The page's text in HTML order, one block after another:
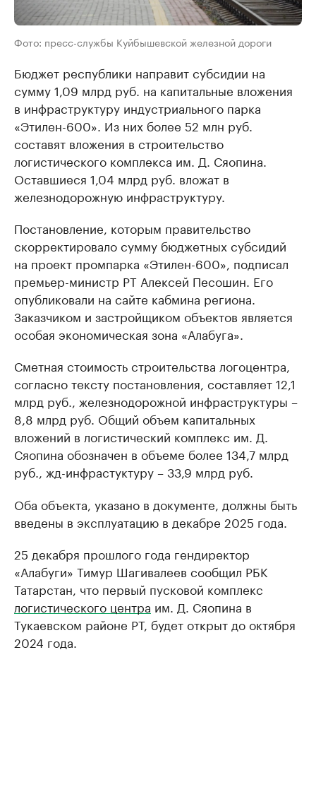
Фото: пресс-службы Куйбышевской железной дороги
Бюджет республики направит субсидии на
сумму 1,09 млрд руб. на капитальные вложения
в инфраструктуру индустриального парка
«Этилен-600». Из них более 52 млн руб.
составят вложения в строительство
логистического комплекса им. Д. Сяопина.
Оставшиеся 1,04 млрд руб. вложат в
железнодорожную инфраструктуру.
Постановление, которым правительство
скорректировало сумму бюджетных субсидий
на проект промпарка «Этилен-600», подписал
премьер-министр РТ Алексей Песошин. Его
опубликовали на сайте кабмина региона.
Заказчиком и застройщиком объектов является
особая экономическая зона «Алабуга».
Сметная стоимость строительства логоцентра,
согласно тексту постановления, составляет 12,1
млрд руб., железнодорожной инфраструктуры –
8,8 млрд руб. Общий объем капитальных
вложений в логистический комплекс им. Д.
Сяопина обозначен в объеме более 134,7 млрд
руб., жд-инфрастуктуру – 33,9 млрд руб.
Оба объекта, указано в документе, должны быть
введены в эксплуатацию в декабре 2025 года.
25 декабря прошлого года гендиректор
«Алабуги» Тимур Шагивалеев сообщил РБК
Татарстан, что первый пусковой комплекс
логистического центра им. Д. Сяопина в
Тукаевском районе РТ, будет открыт до октября
2024 года.